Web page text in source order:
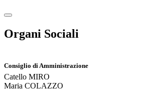
Organi Sociali
Consiglio di Amministrazione
Catello MIRO
Maria COLAZZO